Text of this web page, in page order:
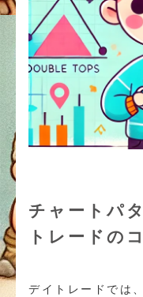
チャートパ
トレードの
デイトレードでは